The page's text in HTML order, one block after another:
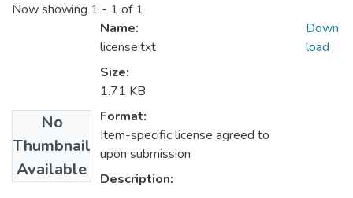
Now showing 1 - 1 of 1
No
Thumbnail
Available
Name:
license.txt
Size:
1.71 KB
Format:
Item-specific license agreed to
upon submission
Description:
Down
load